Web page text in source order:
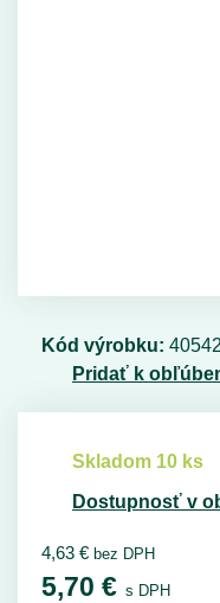
Kód výrobku: 40542
Pridať k
Skladom 10 ks
Dostupnosť v
4,63 € bez DPH
5,70 € s DPH